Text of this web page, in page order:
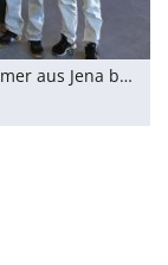
Erfolgreiche Teilnehmerinnen und Teilnehmer aus Jena beim Bundeswettbewerb Jugend musiziert